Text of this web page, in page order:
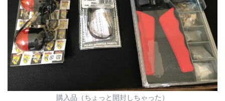
購入品（ちょっと開封しちゃった）